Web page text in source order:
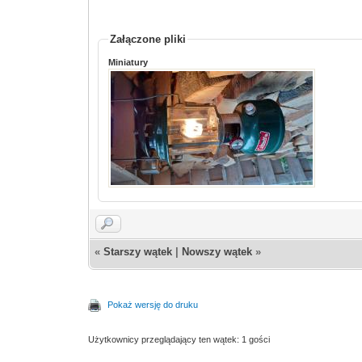
Załączone pliki
Miniatury
«Starszy wątek Nowszy wątek »
Pokaż wersję do druku
Użytkownicy przeglądający ten wątek: 1 gości